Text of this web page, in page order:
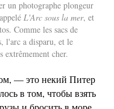
un photographe plongeur
L'Arc sous la mer, et
Comme les sacs de
l'arc a disparu, et le
extrêmement cher.
— это некий Питер
в том, чтобы взять